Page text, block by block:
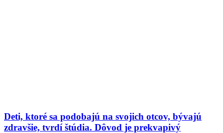
Deti, ktoré sa podobajú na svojich otcov, bývajú
zdravšie, tvrdí štúdia. Dôvod je prekvapivý